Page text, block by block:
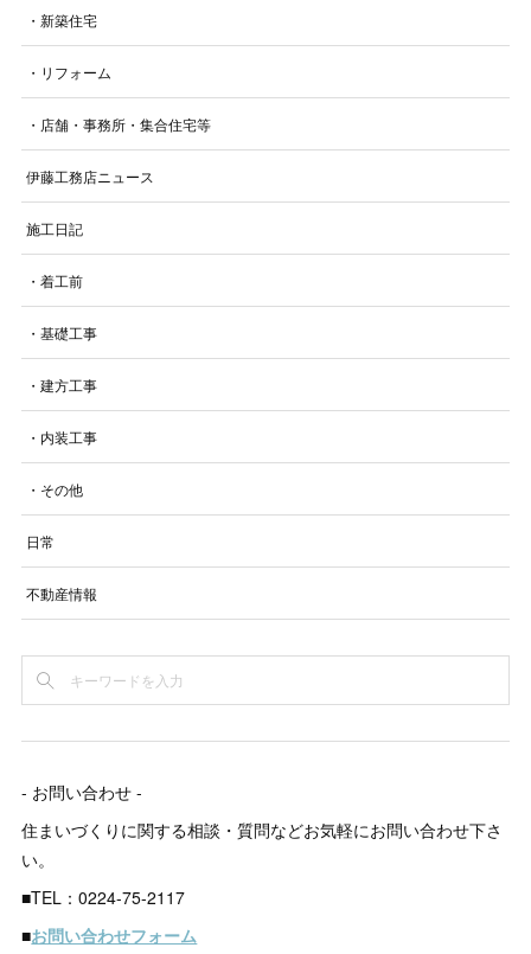
・新築住宅
・リフォーム
・店舗・事務所・集合住宅等
伊藤工務店ニュース
施工日記
・着工前
・基礎工事
・建方工事
・内装工事
・その他
日常
不動産情報
- お問い合わせ -
住まいづくりに関する相談・質問などお気軽にお問い合わせ下さ
い。
■TEL：0224-75-2117
■お問い合わせフォーム